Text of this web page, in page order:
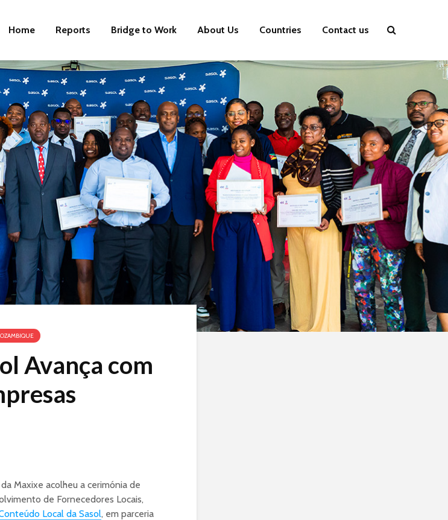
Home Reports Bridge to Work About Us Countries Contact us
Avança com
Maxixe acolheu a cerimónia de
de Fornecedores Locais,
Local da Sasol, em parceria